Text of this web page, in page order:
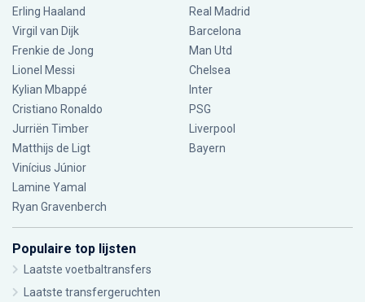
Erling Haaland
Virgil van Dijk
Frenkie de Jong
Lionel Messi
Kylian Mbappé
Cristiano Ronaldo
Jurriën Timber
Matthijs de Ligt
Vinícius Júnior
Lamine Yamal
Ryan Gravenberch
Real Madrid
Barcelona
Man Utd
Chelsea
Inter
PSG
Liverpool
Bayern
Populaire top lijsten
Laatste voetbaltransfers
Laatste transfergeruchten